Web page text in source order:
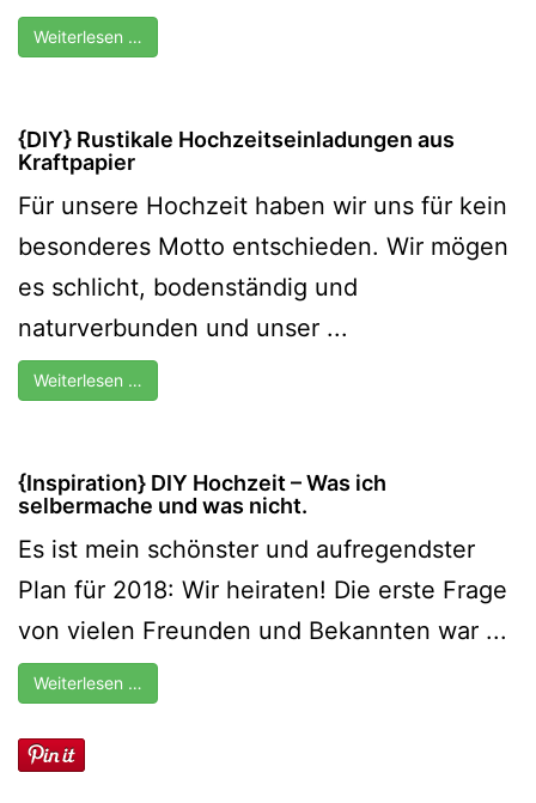
Weiterlesen …
{DIY} Rustikale Hochzeitseinladungen aus
Kraftpapier
Für unsere Hochzeit haben wir uns für kein
besonderes Motto entschieden. Wir mögen
es schlicht, bodenständig und
naturverbunden und unser ...
Weiterlesen …
{Inspiration} DIY Hochzeit – Was ich
selbermache und was nicht.
Es ist mein schönster und aufregendster
Plan für 2018: Wir heiraten! Die erste Frage
von vielen Freunden und Bekannten war ...
Weiterlesen …